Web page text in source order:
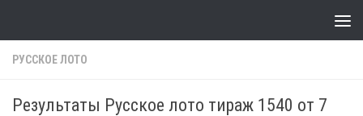
РУССКОЕ ЛОТО
Результаты Русское лото тираж 1540 от 7